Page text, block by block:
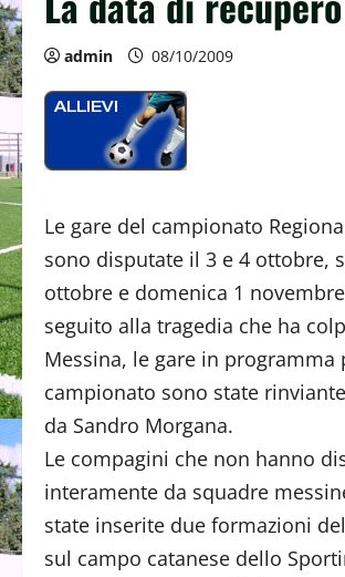
admin 08/10/2009
Le gare del campionato
sono disputate il 3 e 4 ottobre,
ottobre e domenica 1
seguito alla tragedia che ha
Messina, le gare in programma
campionato sono state
da Sandro Morgana.
Le compagini che non hanno
interamente da squadre
state inserite due formazioni
sul campo catanese dello